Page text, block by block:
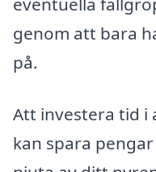
genom att bara
på.
Att investera tid i
kan spara